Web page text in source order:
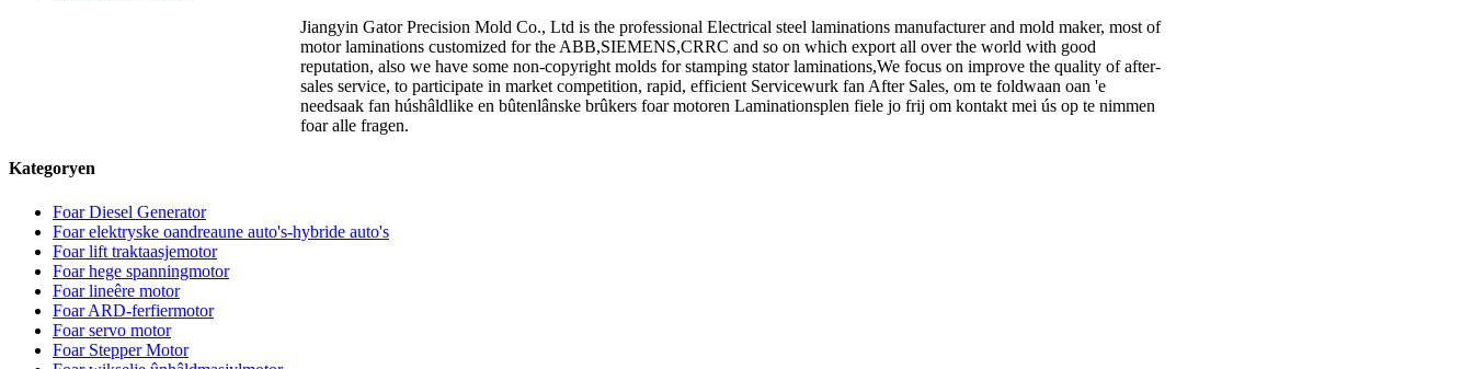
Jiangyin Gator Precision Mold Co., Ltd is the professional Electrical steel laminations manufacturer and mold maker, most of
motor laminations customized for the ABB,SIEMENS,CRRC and so on which export all over the world with good
reputation, also we have some non-copyright molds for stamping stator laminations,We focus on improve the quality of after-
sales service, to participate in market competition, rapid, efficient Servicewurk fan After Sales, om te foldwaan oan 'e
needsaak fan húshâldlike en bûtenlânske brûkers foar motoren Laminationsplen fiele jo frij om kontakt mei ús op te nimmen
foar alle fragen.
Kategoryen
Foar Diesel Generator
Foar elektryske oandreaune auto's-hybride auto's
Foar lift traktaasjemotor
Foar hege spanningmotor
Foar lineêre motor
Foar ARD-ferfiermotor
Foar servo motor
Foar Stepper Motor